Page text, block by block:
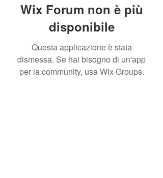
Wix Forum non è più
disponibile
Questa applicazione è stata
dismessa. Se hai bisogno di un'app
per la community, usa Wix Groups.